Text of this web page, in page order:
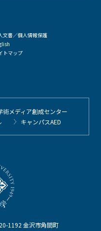
1192 金沢市角間町
文書／個人情報保護
トマップ
術メディア創成センター
キャンパスAED